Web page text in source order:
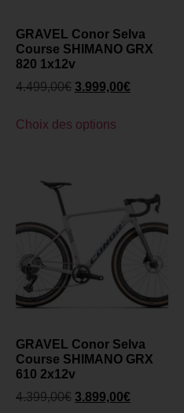
GRAVEL Conor Selva
Course SHIMANO GRX
820 1x12v
4.499,00€ 3.999,00€
Choix des options
GRAVEL Conor Selva
Course SHIMANO GRX
610 2x12v
4.399,00€ 3.899,00€